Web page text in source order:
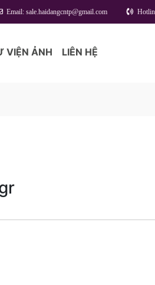
Email: sale.haidangcntp@gmail.com
VIỆN ẢNH LIÊN HỆ